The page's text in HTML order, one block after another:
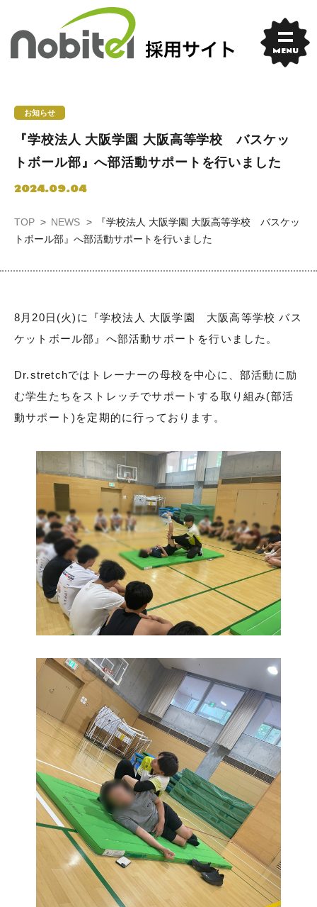
content
MENU
お知らせ
『学校法人 大阪学園 大阪高等学校 バスケッ
トボール部』へ部活動サポートを行いました
2024.09.04
TOP NEWS
『学校法人 大阪学園 大阪高等学校 バスケッ
トボール部』へ部活動サポートを行いました
8月20日(火)に『学校法人 大阪学園 大阪高等学校 バス
ケットボール部』へ部活動サポートを行いました。
Dr.stretchではトレーナーの母校を中心に、部活動に励
む学生たちをストレッチでサポートする取り組み(部活
動サポート)を定期的に行っております。